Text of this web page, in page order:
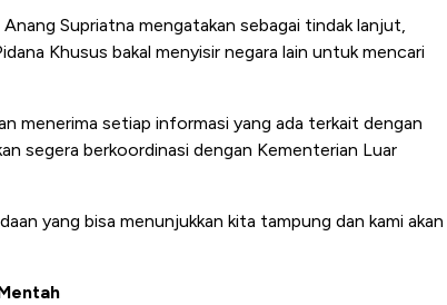
Supriatna mengatakan sebagai tindak lanjut,
Khusus bakal menyisir negara lain untuk mencari
menerima setiap informasi yang ada terkait dengan
segera berkoordinasi dengan Kementerian Luar
yang bisa menunjukkan kita tampung dan kami akan